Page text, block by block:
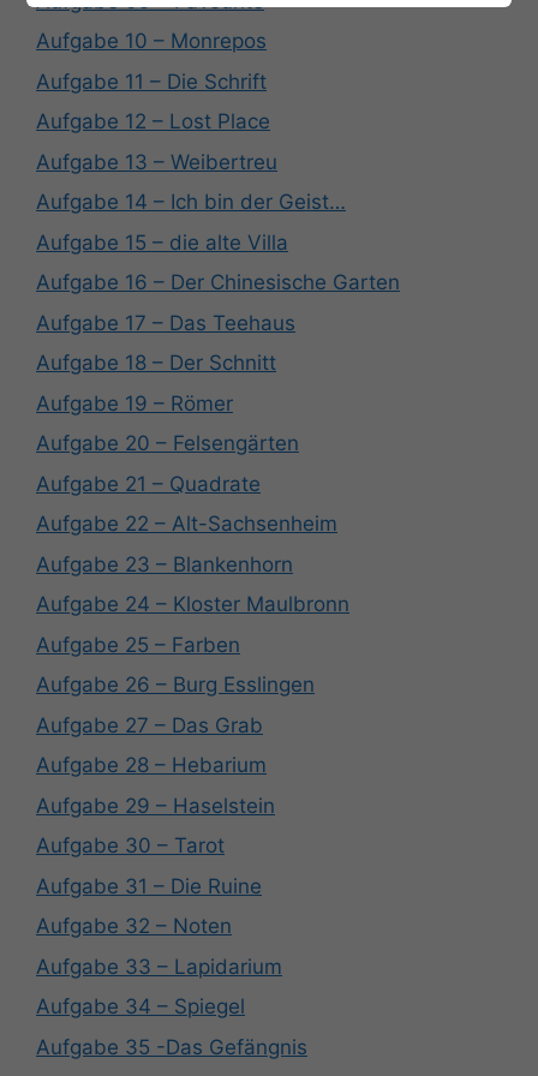
Aufgabe 10 – Monrepos
Aufgabe 11 – Die Schrift
Aufgabe 12 – Lost Place
Aufgabe 13 – Weibertreu
Aufgabe 14 – Ich bin der Geist…
Aufgabe 15 – die alte Villa
Aufgabe 16 – Der Chinesische Garten
Aufgabe 17 – Das Teehaus
Aufgabe 18 – Der Schnitt
Aufgabe 19 – Römer
Aufgabe 20 – Felsengärten
Aufgabe 21 – Quadrate
Aufgabe 22 – Alt-Sachsenheim
Aufgabe 23 – Blankenhorn
Aufgabe 24 – Kloster Maulbronn
Aufgabe 25 – Farben
Aufgabe 26 – Burg Esslingen
Aufgabe 27 – Das Grab
Aufgabe 28 – Hebarium
Aufgabe 29 – Haselstein
Aufgabe 30 – Tarot
Aufgabe 31 – Die Ruine
Aufgabe 32 – Noten
Aufgabe 33 – Lapidarium
Aufgabe 34 – Spiegel
Aufgabe 35 -Das Gefängnis